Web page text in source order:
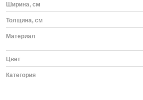
Ширина, см
Толщина, см
Материал
Цвет
Категория